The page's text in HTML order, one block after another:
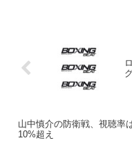
山中慎介の防衛戦、視聴率
10%超え